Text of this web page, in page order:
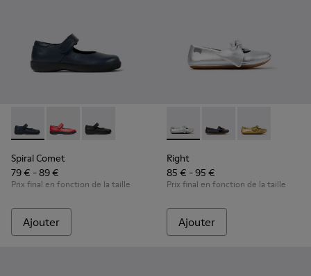
Spiral Comet - 80356-031 - Chaussures en cuir bleu pour
Spiral Comet - 80356-030 - Red
Spiral Comet - 80356-003 - Chaussures en
Spiral Comet
79 € - 89 €
Prix final en fonction de la taille
Ajouter
Right - K800702-002 -
Right - K800702-
Right -
Right
85 € - 95 €
Prix final en fonction de la taille
Ajouter